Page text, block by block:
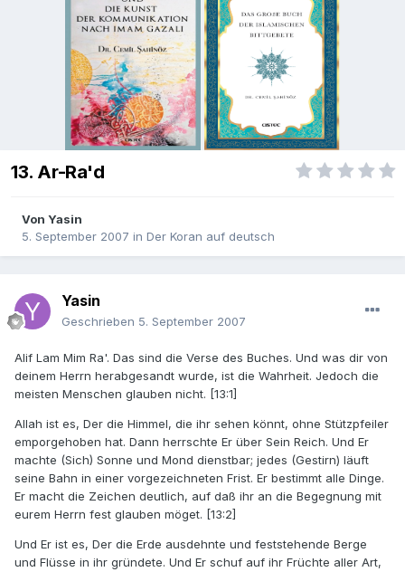
13. Ar-Ra'd
Von Yasin
5. September 2007 in Der Koran auf deutsch
Yasin
Geschrieben 5. September 2007
Alif Lam Mim Ra'. Das sind die Verse des Buches. Und was dir von
deinem Herrn herabgesandt wurde, ist die Wahrheit. Jedoch die
meisten Menschen glauben nicht. [13:1]
Allah ist es, Der die Himmel, die ihr sehen könnt, ohne Stützpfeiler
emporgehoben hat. Dann herrschte Er über Sein Reich. Und Er
machte (Sich) Sonne und Mond dienstbar; jedes (Gestirn) läuft
seine Bahn in einer vorgezeichneten Frist. Er bestimmt alle Dinge.
Er macht die Zeichen deutlich, auf daß ihr an die Begegnung mit
eurem Herrn fest glauben möget. [13:2]
Und Er ist es, Der die Erde ausdehnte und feststehende Berge
und Flüsse in ihr gründete. Und Er schuf auf ihr Früchte aller Art,